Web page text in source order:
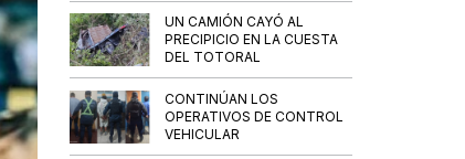
UN CAMIÓN CAYÓ AL
PRECIPICIO EN LA CUESTA
DEL TOTORAL
CONTINÚAN LOS
OPERATIVOS DE CONTROL
VEHICULAR